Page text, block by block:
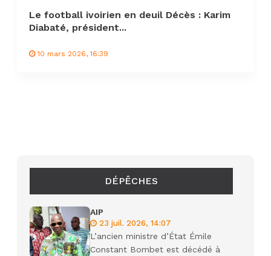
Le football ivoirien en deuil Décès : Karim
Diabaté, président...
10 mars 2026, 16:39
DÉPÊCHES
AIP
23 juil. 2026, 14:07
L’ancien ministre d’État Émile
Constant Bombet est décédé à